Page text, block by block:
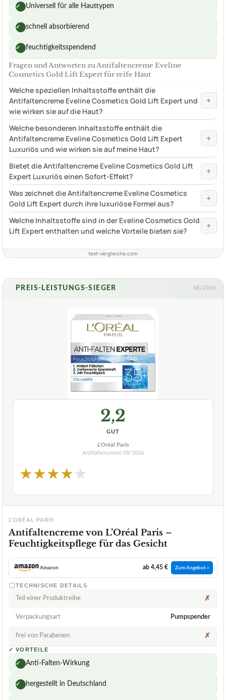
✓ Universell für alle Hauttypen
✓ schnell absorbierend
✓ feuchtigkeitsspendend
Fragen und Antworten zu Antifaltencreme Eveline
Cosmetics Gold Lift Expert für reife Haut
Welche speziellen Inhaltsstoffe enthält die
Antifaltencreme Eveline Cosmetics Gold Lift Expert und
wie wirken sie auf die Haut?
+
Welche besonderen Inhaltsstoffe enthält die
Antifaltencreme Eveline Cosmetics Gold Lift Expert
Luxuriös und wie wirken sie auf meine Haut?
+
Bietet die Antifaltencreme Eveline Cosmetics Gold Lift
Expert Luxuriös einen Sofort-Effekt?
+
Was zeichnet die Antifaltencreme Eveline Cosmetics
Gold Lift Expert durch ihre luxuriöse Formel aus?
+
Welche Inhaltsstoffe sind in der Eveline Cosmetics Gold
Lift Expert enthalten und welche Vorteile bieten sie?
+
test-vergleiche.com
PREIS-LEISTUNGS-SIEGER 08/2026
2,2
GUT
L'Oréal Paris
Antifaltencreme 08/2026
★★★★★
L'ORÉAL PARIS
Antifaltencreme von L’Oréal Paris –
Feuchtigkeitspflege für das Gesicht
Amazon ab 4,45 € Zum Angebot »
TECHNISCHE DETAILS
Teil einer Produktreihe ✗
Verpackungsart Pumpspender
frei von Parabenen ✗
✓ VORTEILE
✓ Anti-Falten-Wirkung
✓ hergestellt in Deutschland